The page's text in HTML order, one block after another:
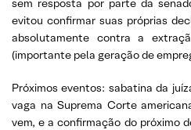
sem resposta por parte da
evitou confirmar suas próprias
absolutamente contra a
(importante pela geração de
Próximos eventos: sabatina da
vaga na Suprema Corte
vem, e a confirmação do próximo